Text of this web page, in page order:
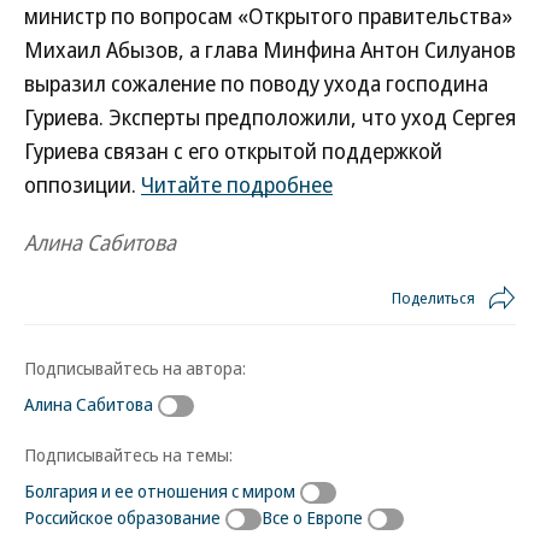
министр по вопросам «Открытого правительства»
Михаил Абызов, а глава Минфина Антон Силуанов
выразил сожаление по поводу ухода господина
Гуриева. Эксперты предположили, что уход Сергея
Гуриева связан с его открытой поддержкой
оппозиции. Читайте подробнее
Алина Сабитова
Поделиться
Подписывайтесь на автора:
Алина Сабитова
Подписывайтесь на темы:
Болгария и ее отношения с миром
Российское образование
Все о Европе